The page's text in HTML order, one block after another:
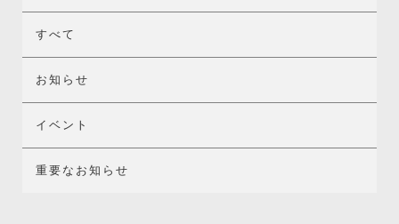
すべて
お知らせ
イベント
重要なお知らせ